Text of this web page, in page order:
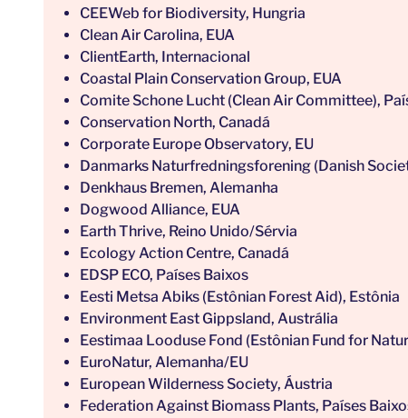
CEEWeb for Biodiversity, Hungria
Clean Air Carolina, EUA
ClientEarth, Internacional
Coastal Plain Conservation Group, EUA
Comite Schone Lucht (Clean Air Committee),
Conservation North, Canadá
Corporate Europe Observatory, EU
Danmarks Naturfredningsforening (Danish
Denkhaus Bremen, Alemanha
Dogwood Alliance, EUA
Earth Thrive, Reino Unido/Sérvia
Ecology Action Centre, Canadá
EDSP ECO, Países Baixos
Eesti Metsa Abiks (Estônian Forest Aid), Estônia
Environment East Gippsland, Austrália
Eestimaa Looduse Fond (Estônian Fund for
EuroNatur, Alemanha/EU
European Wilderness Society, Áustria
Federation Against Biomass Plants, Países